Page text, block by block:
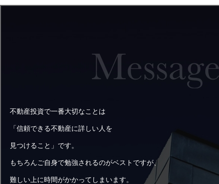
不動産投資で一番大切なことは
「信頼できる不動産に詳しい人を
見つけること」です。
もちろんご自身で勉強されるのがベストですが、
難しい上に時間がかかってしまいます。